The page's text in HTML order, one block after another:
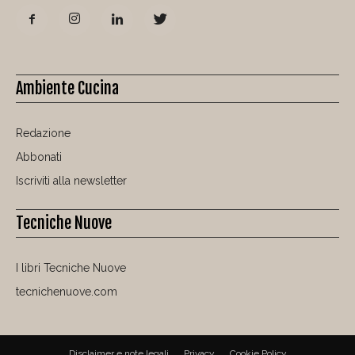
Ambiente Cucina
Redazione
Abbonati
Iscriviti alla newsletter
Tecniche Nuove
I libri Tecniche Nuove
tecnichenuove.com